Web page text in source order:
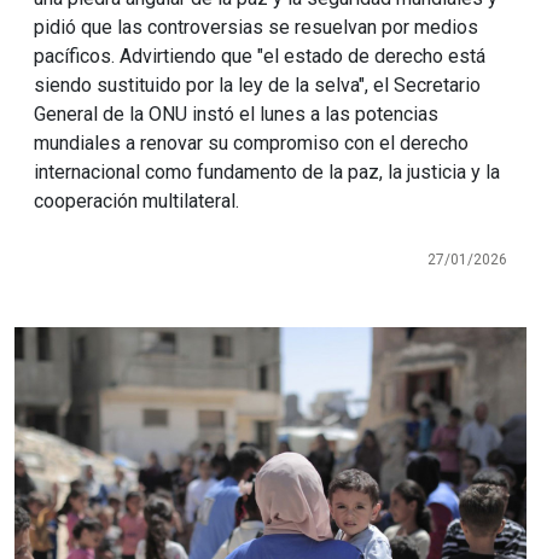
pidió que las controversias se resuelvan por medios
pacíficos. Advirtiendo que "el estado de derecho está
siendo sustituido por la ley de la selva", el Secretario
General de la ONU instó el lunes a las potencias
mundiales a renovar su compromiso con el derecho
internacional como fundamento de la paz, la justicia y la
cooperación multilateral.
27/01/2026
Imagen